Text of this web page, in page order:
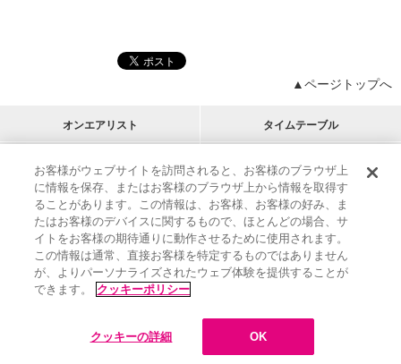
▲ページトップへ
オンエアリスト タイムテーブル
プログラムリスト チャート
アーティストリスト
M-ON!
RECOMMEND
リクエスト
インフォメーション | プレゼント&ご招待
MUSIC ON! TV（エムオン!）とは？ | サポート
サイト案内
| エムオン!友の会 | クッキーの詳細
Sony Music Solutions Inc. All rights reserved.
お客様がウェブサイトを訪問されると、お客様のブラウザ上
に情報を保存、またはお客様のブラウザ上から情報を取得す
ることがあります。この情報は、お客様、お客様の好み、ま
たはお客様のデバイスに関するもので、ほとんどの場合、サ
イトをお客様の期待通りに動作させるために使用されます。
この情報は通常、直接お客様を特定するものではありません
が、よりパーソナライズされたウェブ体験を提供することが
できます。
クッキーポリシー
クッキーの詳細 OK